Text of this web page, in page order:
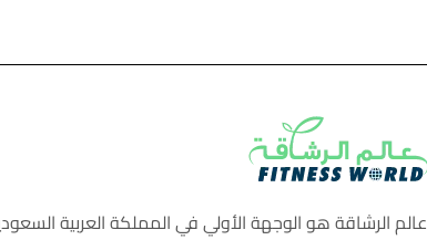
عالم الرشاقة هو الوجهة الأولي في المملكة العربية